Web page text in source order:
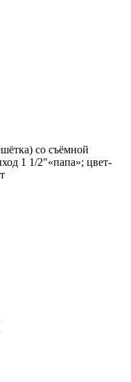
со съёмной
1 1/2"«папа»; цвет-